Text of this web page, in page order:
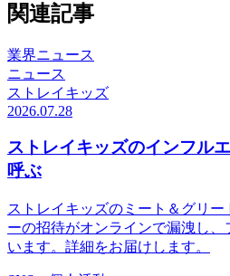
関連記事
業界ニュース
ニュース
ストレイキッズ
2026.07.28
ストレイキッズのインフル
呼ぶ
ストレイキッズのミート＆グリ
ーの招待がオンラインで漏洩し
います。詳細をお届けします。